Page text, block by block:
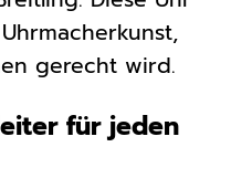
gerecht wird.
für jeden